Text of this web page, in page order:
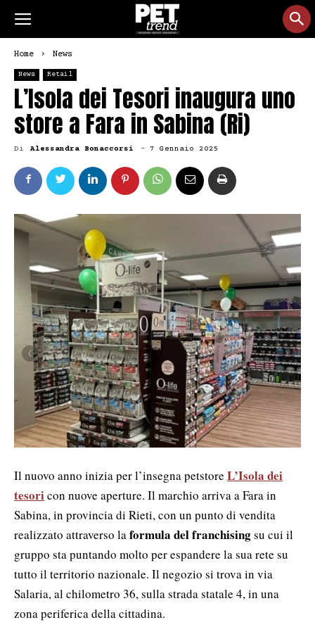
Home News
News Retail
L’Isola dei Tesori inaugura uno
store a Fara in Sabina (Ri)
Di Alessandra Bonaccorsi - 7 Gennaio 2025
Il nuovo anno inizia per l’insegna petstore L’Isola dei
tesoricon nuove aperture. Il marchio arriva a Fara in
Sabina, in provincia di Rieti, con un punto di vendita
realizzato attraverso laformula del franchisingsu cui il
gruppo sta puntando molto per espandere la sua rete su
tutto il territorio nazionale. Il negozio si trova in via
Salaria, al chilometro 36, sulla strada statale 4, in una
zona periferica della cittadina.